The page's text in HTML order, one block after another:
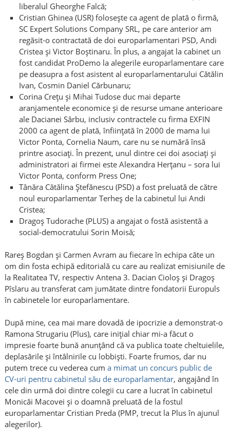
liberalul Gheorghe Falcă;
Cristian Ghinea (USR) folosește ca agent de plată o firmă,
SC Expert Solutions Company SRL, pe care anterior am
regăsit-o contractată de doi europarlamentari PSD, Andi
Cristea și Victor Boștinaru. În plus, a angajat la cabinet un
fost candidat ProDemo la alegerile europarlamentare care
pe deasupra a fost asistent al europarlamentarului Cătălin
Ivan, Cosmin Daniel Cărbunaru;
Corina Crețu și Mihai Tudose duc mai departe
aranjamentele economice și de resurse umane anterioare
ale Dacianei Sârbu, inclusiv contractele cu firma EXFIN
2000 ca agent de plată, înființată în 2000 de mama lui
Victor Ponta, Cornelia Naum, care nu se numără însă
printre asociați. În prezent, unul dintre cei doi asociați și
administratori ai firmei este Alexandra Herțanu – sora lui
Victor Ponta, conform Press One;
Tânăra Cătălina Ștefănescu (PSD) a fost preluată de către
noul europarlamentar Terheș de la cabinetul lui Andi
Cristea;
Dragoș Tudorache (PLUS) a angajat o fostă asistentă a
social-democratului Sorin Moisă;
Rareș Bogdan și Carmen Avram au fiecare în echipa câte un
om din fosta echipă editorială cu care au realizat emisiunile de
la Realitatea TV, respectiv Antena 3. Dacian Cioloș și Dragoș
Pîslaru au transferat cam jumătate dintre fondatorii Europuls
în cabinetele lor europarlamentare.
După mine, cea mai mare dovadă de ipocrizie a demonstrat-o
Ramona Strugariu (Plus), care inițial chiar mi-a făcut o
impresie foarte bună anunțând că va publica toate cheltuielile,
deplasările și întâlnirile cu lobbiști. Foarte frumos, dar nu
putem trece cu vederea cum a mimat un concurs public de
CV-uri pentru cabinetul său de europarlamentar, angajând în
cele din urmă doi dintre colegii cu care a lucrat în cabinetul
Monicăi Macovei și o doamnă preluată de la fostul
europarlamentar Cristian Preda (PMP, trecut la Plus în ajunul
alegerilor).